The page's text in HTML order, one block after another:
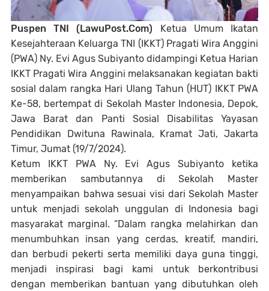
Puspen TNI (LawuPost.Com) Ketua Umum Ikatan
Kesejahteraan Keluarga TNI (IKKT) Pragati Wira Anggini
(PWA) Ny. Evi Agus Subiyanto didampingi Ketua Harian
IKKT Pragati Wira Anggini melaksanakan kegiatan bakti
sosial dalam rangka Hari Ulang Tahun (HUT) IKKT PWA
Ke-58, bertempat di Sekolah Master Indonesia, Depok,
Jawa Barat dan Panti Sosial Disabilitas Yayasan
Pendidikan Dwituna Rawinala, Kramat Jati, Jakarta
Timur, Jumat (19/7/2024).
Ketum IKKT PWA Ny. Evi Agus Subiyanto ketika
memberikan sambutannya di Sekolah Master
menyampaikan bahwa sesuai visi dari Sekolah Master
untuk menjadi sekolah unggulan di Indonesia bagi
masyarakat marginal. “Dalam rangka melahirkan dan
menumbuhkan insan yang cerdas, kreatif, mandiri,
dan berbudi pekerti serta memiliki daya guna tinggi,
menjadi inspirasi bagi kami untuk berkontribusi
dengan memberikan bantuan yang dibutuhkan oleh